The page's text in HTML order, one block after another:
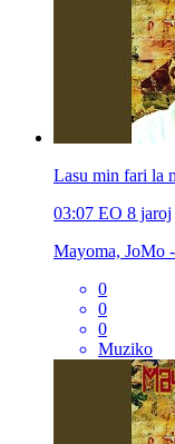
Lasu min fari la
03:07 EO 8 jaroj
Mayoma, JoMo
0
0
0
Muziko